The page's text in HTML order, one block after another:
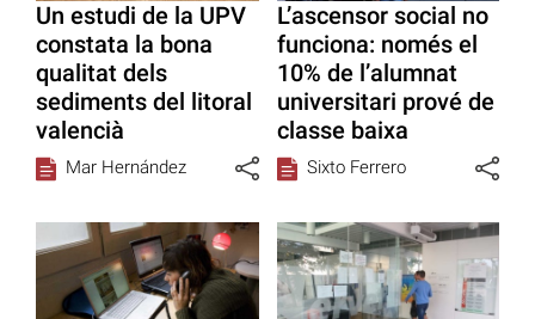
Un estudi de la UPV
constata la bona
qualitat dels
sediments del litoral
valencià
Mar Hernández
L’ascensor social no
funciona: només el
10% de l’alumnat
universitari prové de
classe baixa
Sixto Ferrero